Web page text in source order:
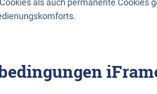
als auch permanente Cookies